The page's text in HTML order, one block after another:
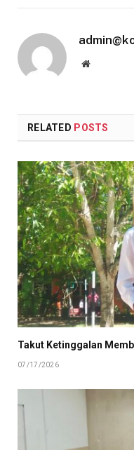
Website
RELATED POSTS
Takut Ketinggalan
07/17/2026